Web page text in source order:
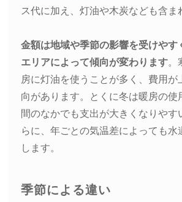
ス代に加え、灯油や木炭なども含ま
金額は地域や季節の影響を受けやす
エリアによって傾向が変わります。
房に灯油を使うことが多く、費用が
向があります。とくに冬は暖房の使
間のなかでも支出が大きくなりやす
らに、年ごとの気温差によっても水
します。
季節による違い